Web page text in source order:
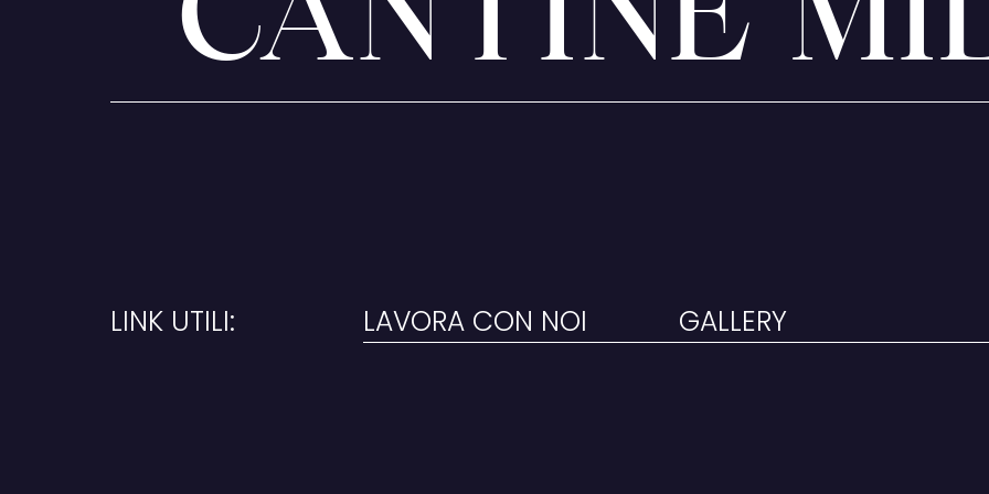
LINK UTILI: LAVORA CON NOI GALLERY